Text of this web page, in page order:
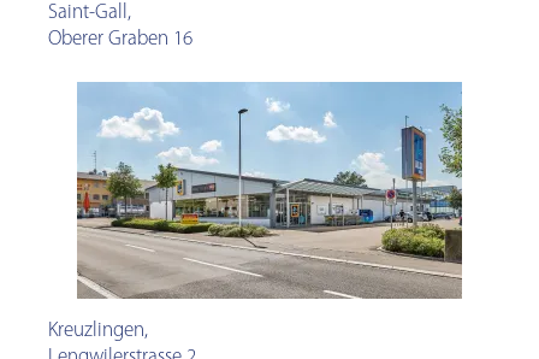
Saint-Gall ,
Oberer Graben 16
Kreuzlingen,